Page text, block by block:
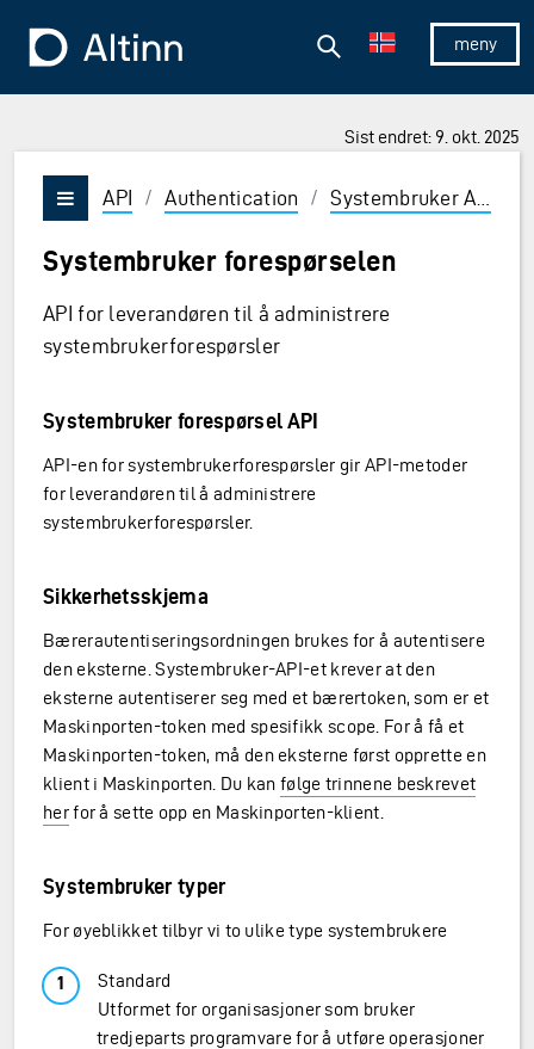
Vis/skjul
Søk
Sist endret: 9. okt. 2025
Vis/skjul meny
API / Authentication / Systembruker API
Systembruker forespørselen
API for leverandøren til å administrere
systembrukerforespørsler
Systembruker forespørsel API
API-en for systembrukerforespørsler gir API-metoder
for leverandøren til å administrere
systembrukerforespørsler.
Sikkerhetsskjema
Bærerautentiseringsordningen brukes for å autentisere
den eksterne. Systembruker-API-et krever at den
eksterne autentiserer seg med et bærertoken, som er et
Maskinporten-token med spesifikk scope. For å få et
Maskinporten-token, må den eksterne først opprette en
klient i Maskinporten. Du kanfølge trinnene beskrevet
herfor å sette opp en Maskinporten-klient.
Systembruker typer
For øyeblikket tilbyr vi to ulike type systembrukere
Standard
Utformet for organisasjoner som bruker
tredjeparts programvare for å utføre operasjoner